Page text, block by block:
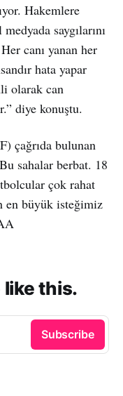
Hakemlere
saygılarını
canı yanan her
hata yapar
olarak can
diye konuştu.
çağrıda bulunan
sahalar berbat. 18
çok rahat
en büyük isteğimiz
like this.
Subscribe